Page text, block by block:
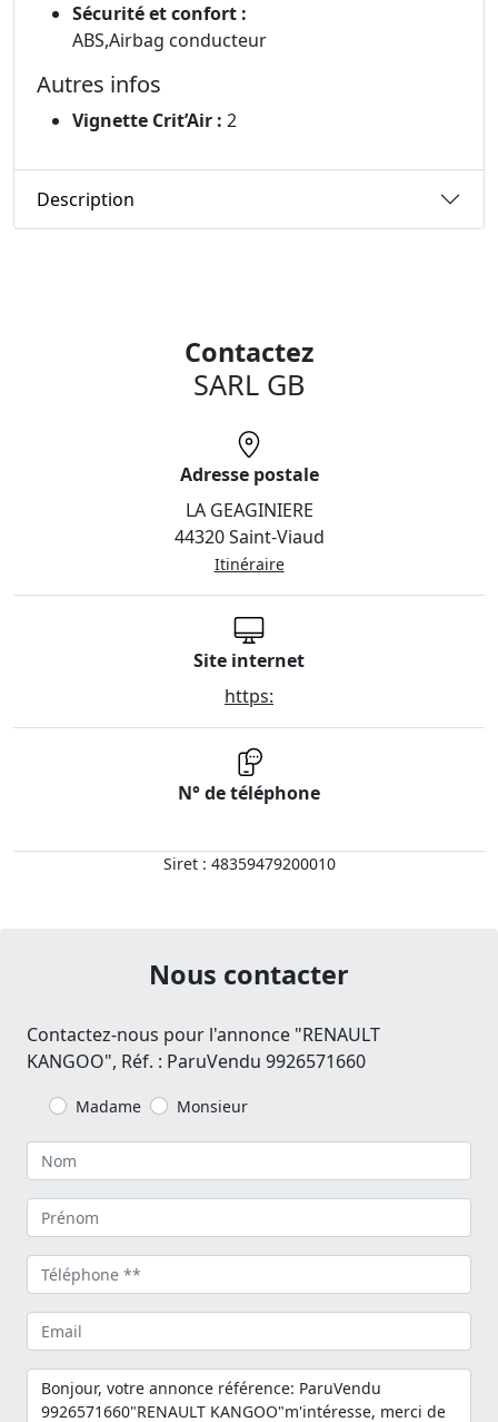
Sécurité et confort :
ABS,Airbag conducteur
Autres infos
Vignette Crit’Air : 2
Description
Contactez
SARL GB
Adresse postale
LA GEAGINIERE
44320 Saint-Viaud
Itinéraire
Site internet
https:
N° de téléphone
Siret : 48359479200010
Nous contacter
Contactez-nous pour l'annonce "RENAULT
KANGOO", Réf. : ParuVendu 9926571660
Madame Monsieur